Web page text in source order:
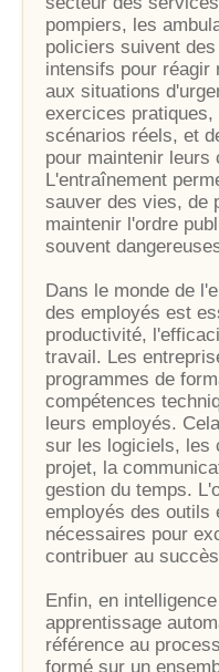
pompiers, les
policiers suivent
intensifs pour réagir
aux situations
exercices
scénarios réels, et
pour maintenir leurs
L'entraînement
sauver des vies, de
maintenir l'ordre
souvent
Dans le monde de
des employés est
productivité,
travail. Les
programmes de
compétences
leurs employés.
sur les logiciels, les
projet, la
gestion du temps.
employés des outils
nécessaires pour
contribuer au
Enfin, en
apprentissage
référence au
formé sur un